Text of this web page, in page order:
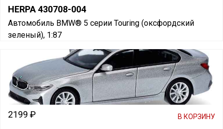
HERPA 430708-004
Автомобиль BMW® 5 серии Touring (оксфордский
зеленый), 1:87
2199 ₽ В КОРЗИНУ